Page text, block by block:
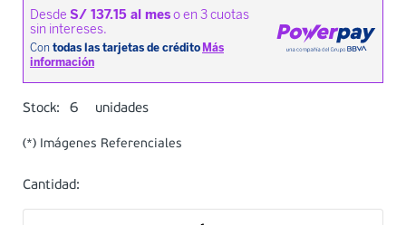
Stock: 6 unidades
(*) Imágenes Referenciales
Cantidad: